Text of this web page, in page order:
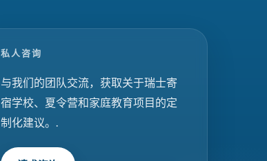
私人咨询
与我们的团队交流，获取关于瑞士寄
宿学校、夏令营和家庭教育项目的定
制化建议。.